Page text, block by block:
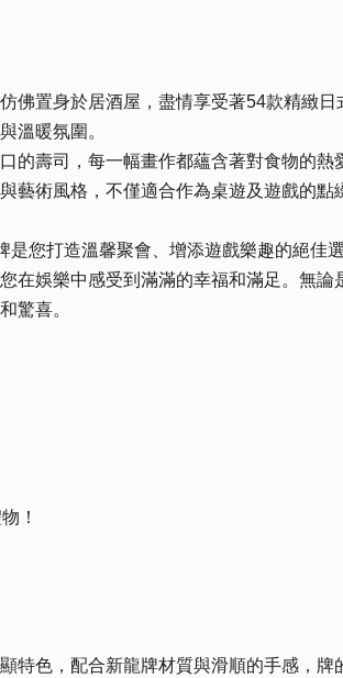
置身於居酒屋，盡情享受著54款精緻日
溫暖氛圍。
壽司，每一幅畫作都蘊含著對食物的熱
藝術風格，不僅適合作為桌遊及遊戲的
您打造溫馨聚會、增添遊戲樂趣的絕佳
在娛樂中感受到滿滿的幸福和滿足。無論
驚喜。
！
特色，配合新龍牌材質與滑順的手感，